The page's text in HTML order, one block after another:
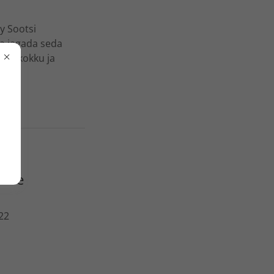
Sootsi
jagada seda
kokku ja